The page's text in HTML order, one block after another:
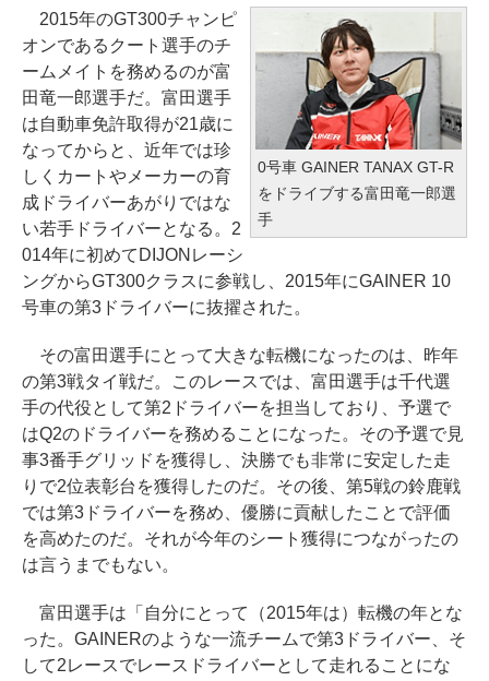
0号車 GAINER TANAX GT-R
をドライブする富田竜一郎選
手
2015年のGT300チャンピ
オンであるクート選手のチ
ームメイトを務めるのが富
田竜一郎選手だ。富田選手
は自動車免許取得が21歳に
なってからと、近年では珍
しくカートやメーカーの育
成ドライバーあがりではな
い若手ドライバーとなる。2
014年に初めてDIJONレーシ
ングからGT300クラスに参戦し、2015年にGAINER 10
号車の第3ドライバーに抜擢された。
その富田選手にとって大きな転機になったのは、昨年
の第3戦タイ戦だ。このレースでは、富田選手は千代選
手の代役として第2ドライバーを担当しており、予選で
はQ2のドライバーを務めることになった。その予選で見
事3番手グリッドを獲得し、決勝でも非常に安定した走
りで2位表彰台を獲得したのだ。その後、第5戦の鈴鹿戦
では第3ドライバーを務め、優勝に貢献したことで評価
を高めたのだ。それが今年のシート獲得につながったの
は言うまでもない。
富田選手は「自分にとって（2015年は）転機の年とな
った。GAINERのような一流チームで第3ドライバー、そ
して2レースでレースドライバーとして走れることにな